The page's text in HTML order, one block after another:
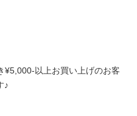
¥5,000-以上お買い上げのお客
♪